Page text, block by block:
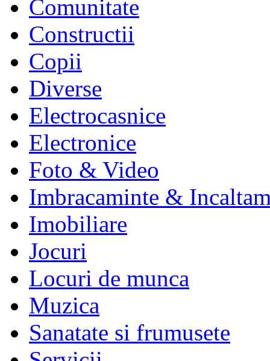
Comunitate
Constructii
Copii
Diverse
Electrocasnice
Electronice
Foto & Video
Imbracaminte &
Imobiliare
Jocuri
Locuri de munca
Muzica
Sanatate si frumusete